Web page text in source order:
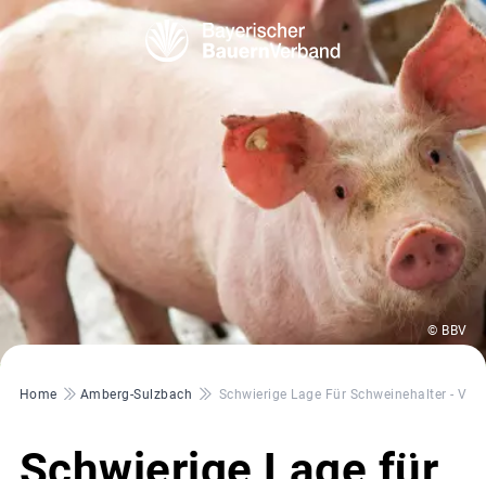
© BBV
Pfadnavigation
Home Amberg-Sulzbach Schwierige Lage Für Schweinehalter -